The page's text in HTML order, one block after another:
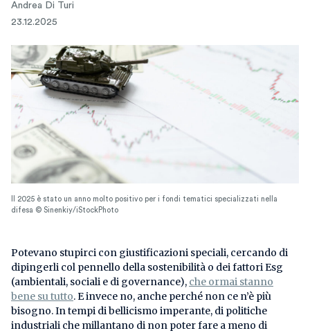
Andrea Di Turi
23.12.2025
Il 2025 è stato un anno molto positivo per i fondi tematici specializzati nella
difesa © Sinenkiy/iStockPhoto
Potevano stupirci con giustificazioni speciali, cercando di
dipingerli col pennello della sostenibilità o dei fattori Esg
(ambientali, sociali e di governance), che ormai stanno
bene su tutto. E invece no, anche perché non ce n’è più
bisogno. In tempi di bellicismo imperante, di politiche
industriali che millantano di non poter fare a meno di